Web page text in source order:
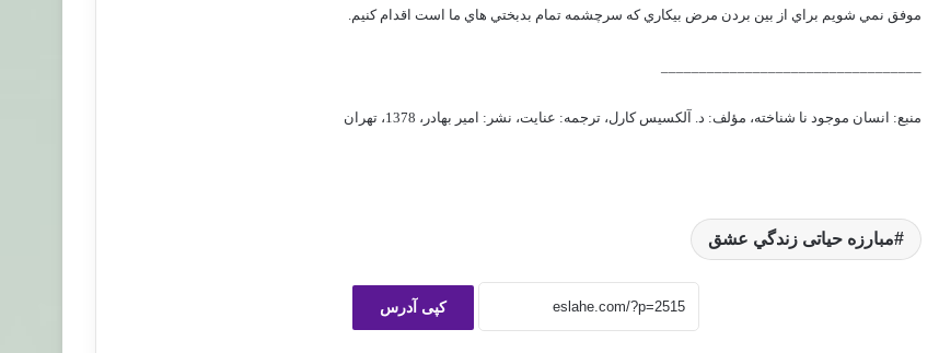
موفق نمي شويم براي از بين بردن مرض بيكاري كه سرچشمه تمام بدبختي هاي ما است اقدام كنيم.
منبع: انسان موجود نا شناخته، مؤلف: د. آلكسيس كارل، ترجمه: عنايت، نشر: امير بهادر، 1378، تهران
مبارزه حیاتی زندگي عشق
کپی آدرس